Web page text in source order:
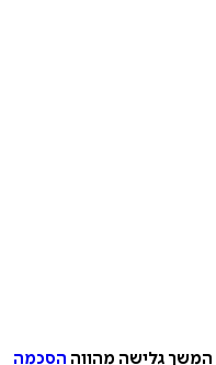
המשך גלישה מהווה הסכמה